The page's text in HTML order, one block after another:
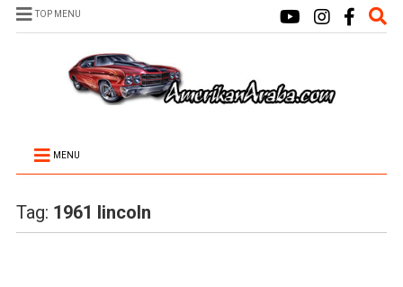
TOP MENU
MENU
Tag: 1961 lincoln